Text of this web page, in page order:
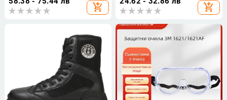
велосипед, унисекс
add_shopping_cart add_shopping_cart